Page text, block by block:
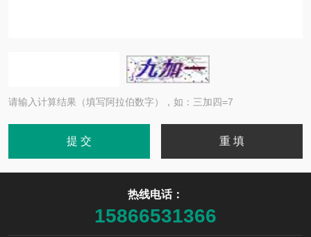
请输入计算结果（填写阿拉伯数字），如：三加四=7
热线电话：
15866531366